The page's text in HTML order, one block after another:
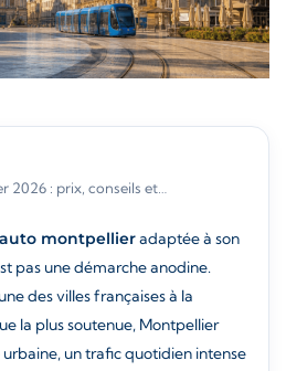
: prix, conseils et…
montpellieradaptée à son
pas une démarche anodine.
des villes françaises à la
la plus soutenue, Montpellier
un trafic quotidien intense